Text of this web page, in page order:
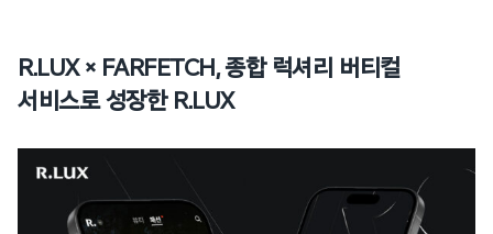
R.LUX × FARFETCH, 종합 럭셔리 버티컬
서비스로 성장한 R.LUX